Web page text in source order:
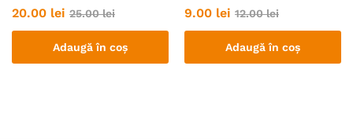
20.00 lei 25.00lei
Adaugă în coș
9.00 lei 12.00lei
Adaugă în coș